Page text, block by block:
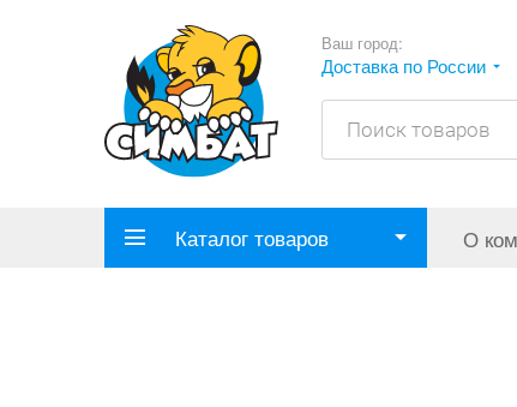
Ваш город:
Доставка по России
Каталог товаров О